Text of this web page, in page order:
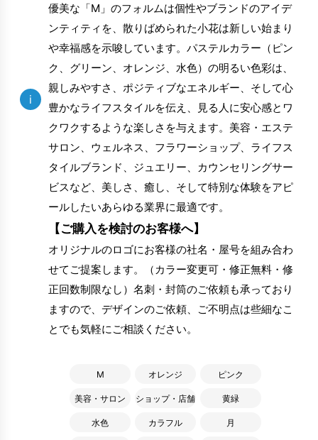
i
優美な「M」のフォルムは個性やブランドのアイデ
ンティティを、散りばめられた小花は新しい始まり
や幸福感を示唆しています。パステルカラー（ピン
ク、グリーン、オレンジ、水色）の明るい色彩は、
親しみやすさ、ポジティブなエネルギー、そして心
豊かなライフスタイルを伝え、見る人に安心感とワ
クワクするような楽しさを与えます。美容・エステ
サロン、ウェルネス、フラワーショップ、ライフス
タイルブランド、ジュエリー、カウンセリングサー
ビスなど、美しさ、癒し、そして特別な体験をアピ
ールしたいあらゆる業界に最適です。
【ご購入を検討のお客様へ】
オリジナルのロゴにお客様の社名・屋号を組み合わ
せてご提案します。（カラー変更可・修正無料・修
正回数制限なし）名刺・封筒のご依頼も承っており
ますので、デザインのご依頼、ご不明点は些細なこ
とでも気軽にご相談ください。
M オレンジ ピンク
美容・サロン ショップ・店舗 黄緑
水色 カラフル 月